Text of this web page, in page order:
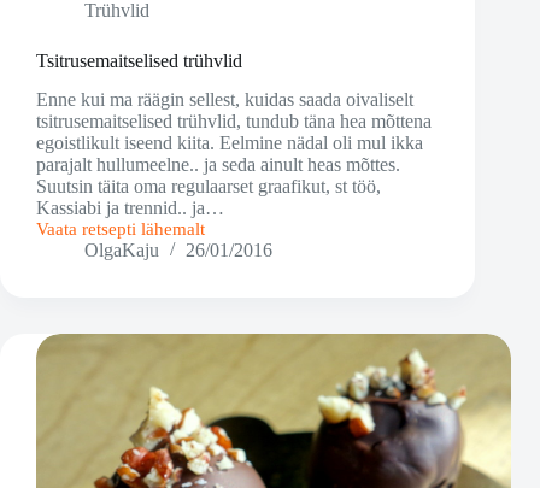
Trühvlid
Tsitrusemaitselised trühvlid
Enne kui ma räägin sellest, kuidas saada oivaliselt
tsitrusemaitselised trühvlid, tundub täna hea mõttena
egoistlikult iseend kiita. Eelmine nädal oli mul ikka
parajalt hullumeelne.. ja seda ainult heas mõttes.
Suutsin täita oma regulaarset graafikut, st töö,
Kassiabi ja trennid.. ja…
Vaata retsepti lähemalt
Tsitrusemaitselised
trühvlidOlgaKaju 26/01/2016